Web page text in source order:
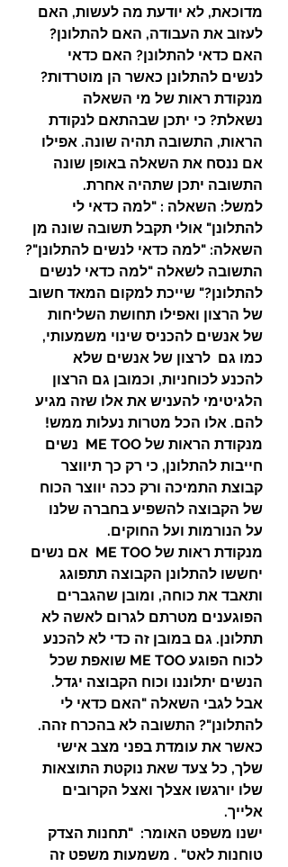
מדוכאת, לא יודעת מה לעשות, האם
לעזוב את העבודה, האם להתלונן?
האם כדאי להתלונן? האם כדאי
לנשים להתלונן כאשר הן מוטרדות?
מנקודת ראות של מי השאלה
נשאלת? כי יתכן שבהתאם לנקודת
הראות, התשובה תהיה שונה. אפילו
אם ננסח את השאלה באופן שונה
התשובה יתכן שתהיה אחרת.
למשל: השאלה : "למה כדאי לי
להתלונן" אולי תקבל תשובה שונה מן
השאלה: "למה כדאי לנשים להתלונן"?
התשובה לשאלה "למה כדאי לנשים
להתלונן?" שייכת למקום המאד חשוב
של הרצון ואפילו תחושת השליחות
של אנשים להכניס שינוי משמעותי,
כמו גם  לרצון של אנשים שלא
להכנע לכוחניות, וכמובן גם הרצון
הלגיטימי להעניש את אלו שזה מגיע
להם. אלו הכל מטרות נעלות ממש!
מנקודת הראות של ME TOO  נשים
חייבות להתלונן, כי רק כך תיווצר
קבוצת התמיכה ורק ככה יווצר הכוח
של הקבוצה להשפיע בחברה שלנו
על הנורמות ועל החוקים.
מנקודת ראות של ME TOO  אם נשים
יחששו להתלונן הקבוצה תתפוגג
ותאבד את כוחה, ומובן שהגברים
הפוגענים מטרתם לגרום לאשה לא
תתלונן. גם במובן זה כדי לא להכנע
לכוח הפוגע ME TOO שואפת שכל
הנשים יתלוננו וכוח הקבוצה יגדל.
אבל לגבי השאלה "האם כדאי לי
להתלונן"? התשובה לא בהכרח זהה.
כאשר את עומדת בפני מצב אישי
שלך, כל צעד שאת נוקטת התוצאות
שלו יורגשו אצלך ואצל הקרובים
אלייך.
ישנו משפט האומר:  "תחנות הצדק
טוחנות לאט" . משמעות משפט זה